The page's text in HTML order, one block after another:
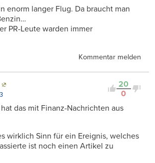
enorm langer Flug. Da braucht man
PR-Leute warden immer
Kommentar melden
20
0
hat das mit Finanz-Nachrichten aus
wirklich Sinn für ein Ereignis, welches
ist noch einen Artikel zu